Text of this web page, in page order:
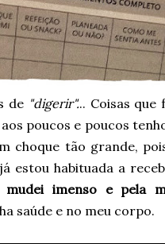
de"digerir"... Coisas
poucos e poucos
choque tão grande,
estou habituada a
mudei imenso e pela
saúde e no meu corpo.